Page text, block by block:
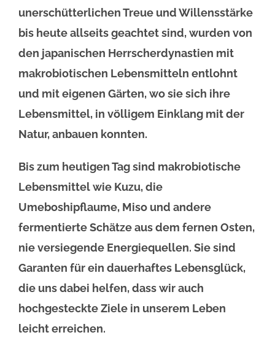
unerschütterlichen Treue und Willensstärke
bis heute allseits geachtet sind, wurden von
den japanischen Herrscherdynastien mit
makrobiotischen Lebensmitteln entlohnt
und mit eigenen Gärten, wo sie sich ihre
Lebensmittel, in völligem Einklang mit der
Natur, anbauen konnten.
Bis zum heutigen Tag sind makrobiotische
Lebensmittel wie Kuzu, die
Umeboshipflaume, Miso und andere
fermentierte Schätze aus dem fernen Osten,
nie versiegende Energiequellen. Sie sind
Garanten für ein dauerhaftes Lebensglück,
die uns dabei helfen, dass wir auch
hochgesteckte Ziele in unserem Leben
leicht erreichen.